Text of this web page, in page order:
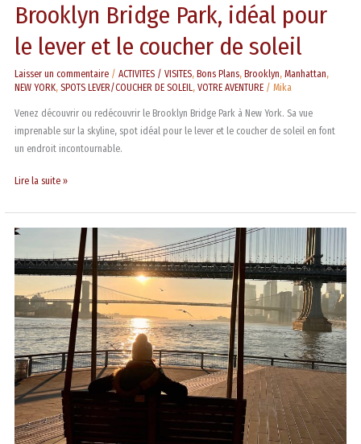
Brooklyn Bridge Park, idéal pour
le lever et le coucher de soleil
Laisser un commentaire /ACTIVITES / VISITES, Bons Plans, Brooklyn,Manhattan,
NEW YORK,SPOTS LEVER/COUCHER DE SOLEIL,VOTRE AVENTURE /Mika
Venez découvrir ou redécouvrir le Brooklyn Bridge Park à New York. Sa vue
imprenable sur la skyline, spot idéal pour le lever et le coucher de soleil en font
un endroit incontournable.
Lire la suite »
Pier
pour
vue
imprenable
sur
l’East
River
et
Brooklyn